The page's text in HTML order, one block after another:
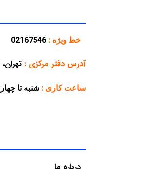
خط ویژه : 02167546
آدرس دفتر مرکزی : تهران، فتح، 45 متری زرند،
ساعت کاری : شنبه تا چهارشنبه از ساعت 8:30